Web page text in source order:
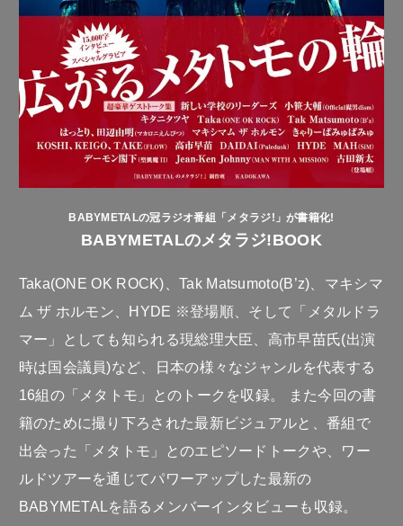
BABYMETALの冠ラジオ番組「メタラジ!」が書籍化!
BABYMETALのメタラジ!BOOK
Taka(ONE OK ROCK)、Tak Matsumoto(B’z)、マキシマ
ム ザ ホルモン、HYDE ※登場順、そして「メタルドラ
マー」としても知られる現総理大臣、高市早苗氏(出演
時は国会議員)など、日本の様々なジャンルを代表する
16組の「メタトモ」とのトークを収録。 また今回の書
籍のために撮り下ろされた最新ビジュアルと、番組で
出会った「メタトモ」とのエピソードトークや、ワー
ルドツアーを通じてパワーアップした最新の
BABYMETALを語るメンバーインタビューも収録。